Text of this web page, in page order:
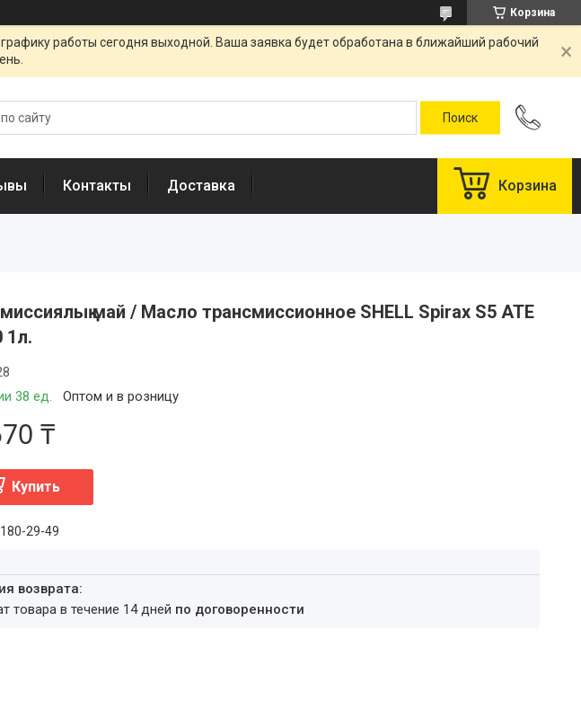
Корзина
работы сегодня выходной. Ваша заявка будет обработана в ближайший рабочий
Контакты Доставка Корзина
май / Масло трансмиссионное SHELL Spirax S5 ATE
1л.
38 ед. Оптом и в розницу
₸
Купить
29-49
товара в течение 14 дней по договоренности